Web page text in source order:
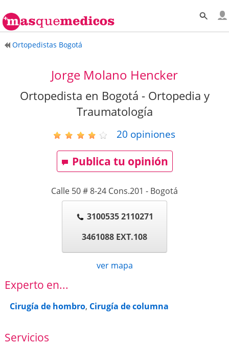
Ortopedistas Bogotá
Jorge Molano Hencker
Ortopedista en Bogotá - Ortopedia y
Traumatología
20 opiniones
Publica tu opinión
Calle 50 # 8-24 Cons.201 - Bogotá
3100535 2110271
3461088 EXT.108
ver mapa
Experto en...
Cirugía de hombro, Cirugía de columna
Servicios